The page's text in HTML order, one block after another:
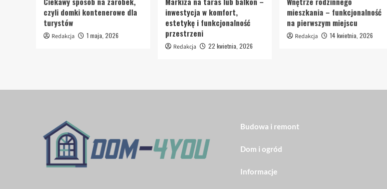
czyli domki kontenerowe dla
turystów
Redakcja 1 maja, 2026
inwestycja w komfort,
estetykę i funkcjonalność
przestrzeni
Redakcja 22 kwietnia, 2026
mieszkania – funkcjonalność
na pierwszym miejscu
Redakcja 14 kwietnia, 2026
Budowa i remont
Dom i ogród
Informacje